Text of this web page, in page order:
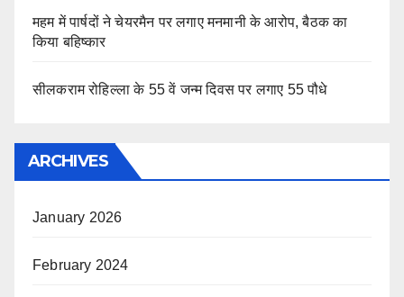
महम में पार्षदों ने चेयरमैन पर लगाए मनमानी के आरोप, बैठक का
किया बहिष्कार
सीलकराम रोहिल्ला के 55 वें जन्म दिवस पर लगाए 55 पौधे
ARCHIVES
January 2026
February 2024